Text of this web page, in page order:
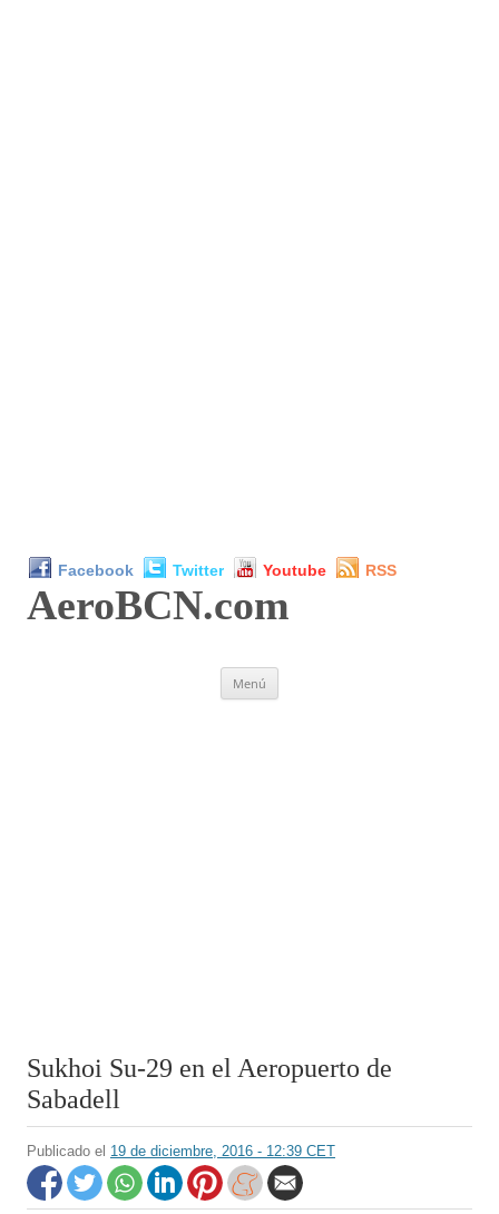
Facebook Twitter Youtube RSS
AeroBCN.com
Menú
Sukhoi Su-29 en el Aeropuerto de
Sabadell
Publicado el 19 de diciembre, 2016 - 12:39 CET